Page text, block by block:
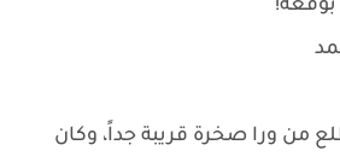
من ورا صخرة قريبة جداً، وكان